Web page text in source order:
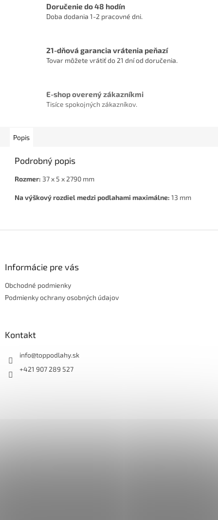
Doručenie do 48 hodín
Doba dodania 1-2 pracovné dni.
21-dňová garancia vrátenia peňazí
Tovar môžete vrátiť do 21 dní od doručenia.
E-shop overený zákazníkmi
Tisíce spokojných zákazníkov.
Popis
Podrobný popis
Rozmer: 37 x 5 x 2790 mm
Na výškový rozdiel medzi podlahami maximálne: 13 mm
Informácie pre vás
Obchodné podmienky
Podmienky ochrany osobných údajov
Kontakt
info@toppodlahy.sk
+421 907 289 527